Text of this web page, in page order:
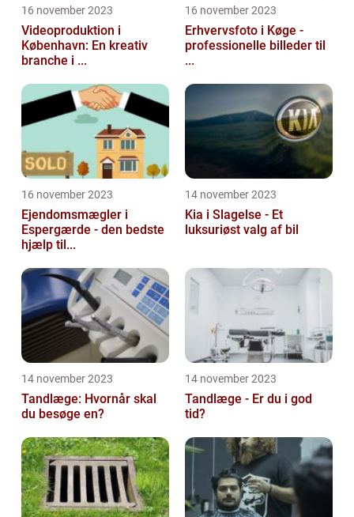
16 november 2023
Videoproduktion i
København: En kreativ
branche i ...
16 november 2023
Erhvervsfoto i Køge -
professionelle billeder til
...
16 november 2023
Ejendomsmægler i
Espergærde - den bedste
hjælp til...
14 november 2023
Kia i Slagelse - Et
luksuriøst valg af bil
14 november 2023
Tandlæge: Hvornår skal
du besøge en?
14 november 2023
Tandlæge - Er du i god
tid?